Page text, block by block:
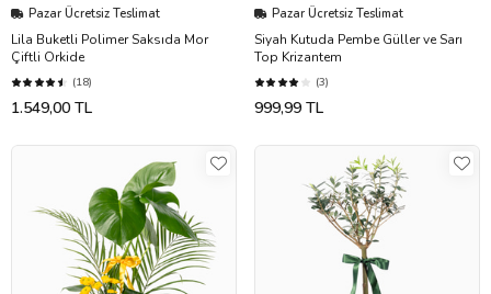
Pazar Ücretsiz Teslimat
Lila Buketli Polimer Saksıda Mor
Çiftli Orkide
(18)
1.549,00 TL
Pazar Ücretsiz Teslimat
Siyah Kutuda Pembe Güller ve Sarı
Top Krizantem
(3)
999,99 TL